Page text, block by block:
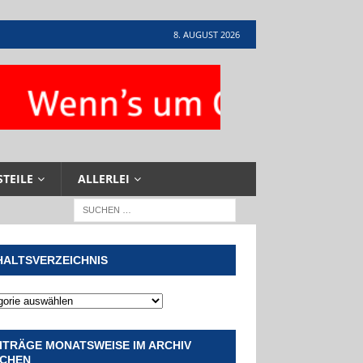
8. AUGUST 2026
ALLERLEI
MONATSWEISE IM ARCHIV